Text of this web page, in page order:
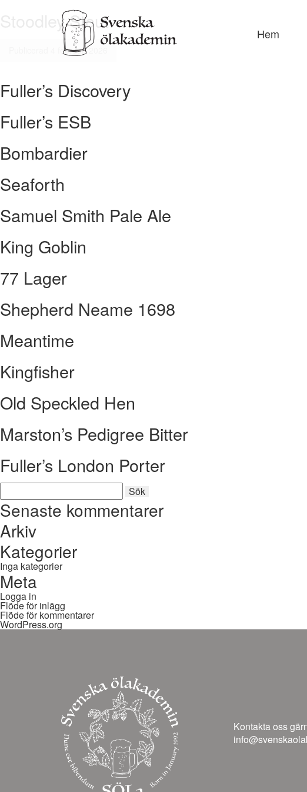
vidare
Hem
Stoodley Stout
Publicerad 4 februari 2026
Fuller’s Discovery
Fuller’s ESB
Bombardier
Seaforth
Samuel Smith Pale Ale
King Goblin
77 Lager
Shepherd Neame 1698
Meantime
Kingfisher
Old Speckled Hen
Marston’s Pedigree Bitter
Fuller’s London Porter
Sök
efter: Sök
Senaste kommentarer
Arkiv
Kategorier
Inga kategorier
Meta
Logga in
Flöde för inlägg
Flöde för kommentarer
WordPress.org
Kontakta oss